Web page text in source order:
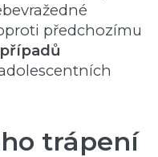
předchozímu
trápení